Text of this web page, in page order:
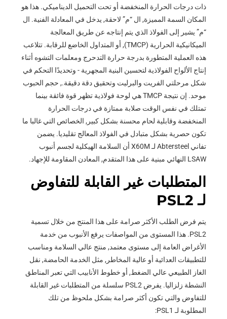
ذات درجات الحرارة المنخفضة أو تحت التحميل الديناميكي. هذا هو
المكان السمة المميزة, ال “م” لاحقة, يدخل في المعادلة الفنية. ال
“م” يشير إلى الفولاذ الذي يتم إنتاجه عن طريق المعالجة
الميكانيكية الحرارية (TMCP), أو المتداول الخاضع للرقابة. تتلاعب
هذه العملية المتطورة بدرجة حرارة التدحرج ومعلمات التشوه أثناء
إنتاج الألواح الفولاذية لتحسين البنية المجهرية - وتحديدًا التحكم في
شكل مرحلتي الفريت والبرليت وتحقيق دقة دقيقة., حجم الحبوب
موحد. إن نتيجة TMCP هي لوحة فولاذية تظهر قوة فائقة بينما
تمتلك في نفس الوقت صلابة ممتازة في درجات الحرارة
المنخفضة وقابلية لحام محسنة بشكل كبير, الخصائص التي غالبا ما
تكون حصرية بشكل متبادل في الفولاذ المعالج تقليديا. يضمن
تفاني Abtersteel لـ X60M أن السلامة الهيكلية لجسم أنبوب
LSAW النهائي مبنية على هذا المتقدم, المعادن المقاومة للإجهاد.
المتطلبات غير القابلة للتفاوض
لـ PSL2
يتم فرض الطلب الأكثر صرامة على هذا المنتج من خلال تسمية
PSL2. هذا المستوى من المواصفات يرفع الأنبوب من خدمة
الأغراض العامة إلى مستوى معتمد, منتج عالي السلامة ومناسب
للتطبيقات العدائية أو عالية المخاطر, مثل الخدمة الحامضة, نقل
الغاز الطبيعي عالي الضغط, أو خطوط الأنابيب التي تعبر المناطق
النشطة زلزاليا. يفرض PSL2 سلسلة من المتطلبات غير القابلة
للتفاوض والتي تكون أكثر صرامة بشكل ملحوظ من تلك
المطلوبة لـ PSL1: